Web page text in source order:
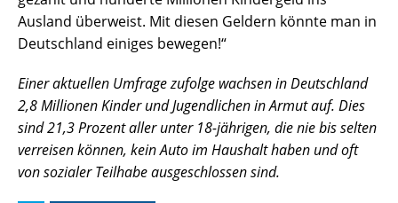
Ausland überweist. Mit diesen Geldern könnte man in
Deutschland einiges bewegen!“
Einer aktuellen Umfrage zufolge wachsen in Deutschland
2,8 Millionen Kinder und Jugendlichen in Armut auf. Dies
sind 21,3 Prozent aller unter 18-jährigen, die nie bis selten
verreisen können, kein Auto im Haushalt haben und oft
von sozialer Teilhabe ausgeschlossen sind.